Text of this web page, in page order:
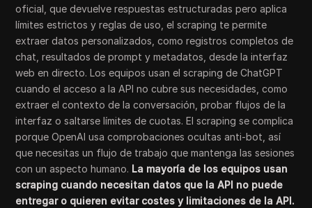
oficial, que devuelve respuestas estructuradas pero aplica
límites estrictos y reglas de uso, el scraping te permite
extraer datos personalizados, como registros completos de
chat, resultados de prompt y metadatos, desde la interfaz
web en directo. Los equipos usan el scraping de ChatGPT
cuando el acceso a la API no cubre sus necesidades, como
extraer el contexto de la conversación, probar flujos de la
interfaz o saltarse límites de cuotas. El scraping se complica
porque OpenAI usa comprobaciones ocultas anti-bot, así
que necesitas un flujo de trabajo que mantenga las sesiones
con un aspecto humano. La mayoría de los equipos usan
scraping cuando necesitan datos que la API no puede
entregar o quieren evitar costes y limitaciones de la API.